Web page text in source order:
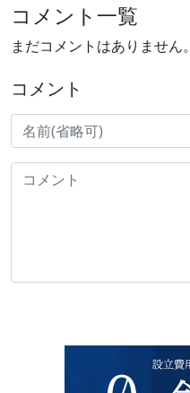
コメント一覧
まだコメントはありません。
コメント